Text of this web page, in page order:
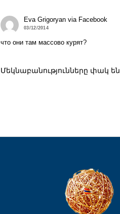
Eva Grigoryan via Facebook
03/12/2014
что они там массово курят?
Մեկնաբանությունները փակ են.